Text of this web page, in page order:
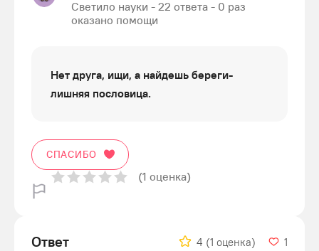
Светило науки - 22 ответа - 0 раз
оказано помощи
Нет друга, ищи, а найдешь береги-
лишняя пословица.
СПАСИБО
(1 оценка)
Ответ 4 (1 оценка) 1